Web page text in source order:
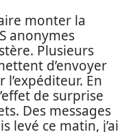
monter la
anonymes
Plusieurs
d’envoyer
l’expéditeur. En
de surprise
Des messages
levé ce matin, j’ai